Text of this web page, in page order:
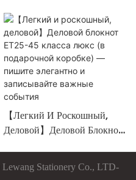
【Легкий И Роскошный,
Деловой】Деловой Блокнот
Пишите Элегантно И
Lewang Stationery Co., LTD-